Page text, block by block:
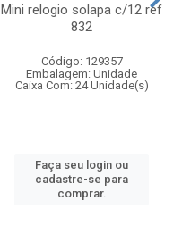
Mini relogio solapa c/12 ref
832
Código: 129357
Embalagem: Unidade
Caixa Com: 24 Unidade(s)
Faça seu login ou
cadastre-se para
comprar.